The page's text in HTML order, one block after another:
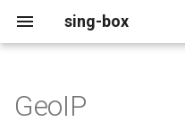
sing-box
更新日志
包管理器
Android
ProxyDNS 服务器
结构源文件格式
缓存文件
监听字段
Default
WireGuard
DirectDirect
sing-box API
GeoIP